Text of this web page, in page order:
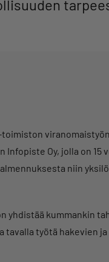
Infopiste Oy, jolla on 15
niin
yhdistää kummankin
tavalla työtä hakevien